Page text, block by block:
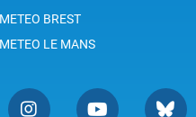
METEO BREST
METEO LE MANS